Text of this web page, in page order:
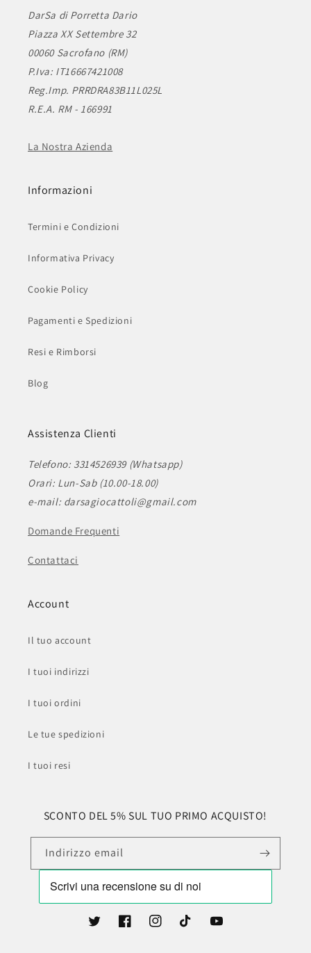
DarSa di Porretta Dario
Piazza XX Settembre 32
00060 Sacrofano (RM)
P.Iva: IT16667421008
Reg.Imp. PRRDRA83B11L025L
R.E.A. RM - 166991
La Nostra Azienda
Informazioni
Termini e Condizioni
Informativa Privacy
Cookie Policy
Pagamenti e Spedizioni
Resi e Rimborsi
Blog
Assistenza Clienti
Telefono: 3314526939 (Whatsapp)
Orari: Lun-Sab (10.00-18.00)
e-mail: darsagiocattoli@gmail.com
Domande Frequenti
Contattaci
Account
Il tuo account
I tuoi indirizzi
I tuoi ordini
Le tue spedizioni
I tuoi resi
SCONTO DEL 5% SUL TUO PRIMO ACQUISTO!
Indirizzo email
TwitterFacebookInstagramTikTok YouTube